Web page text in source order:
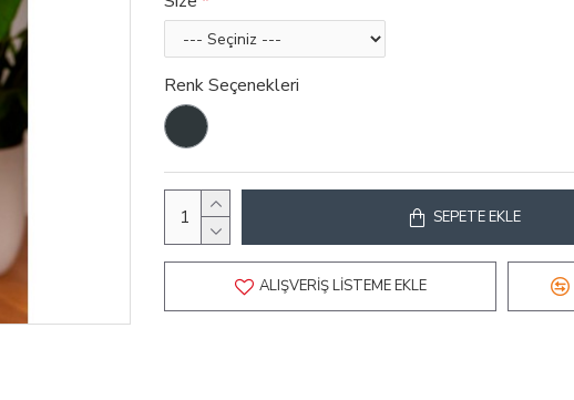
Renk Seçenekleri
SEPETE EKLE
ALIŞVERIŞ LISTEME EKLE